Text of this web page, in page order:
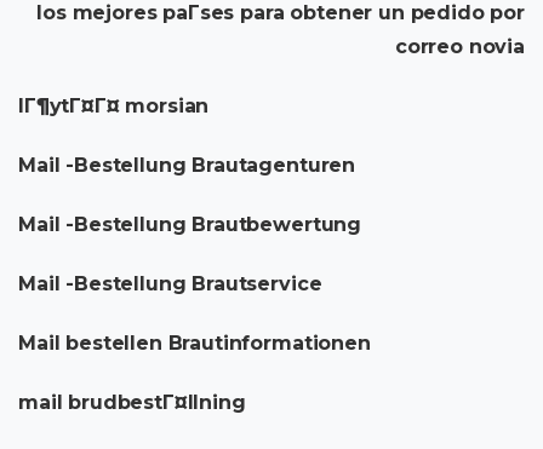
los mejores paГ­ses para obtener un pedido por
correo novia
lГ¶ytГ¤Г¤ morsian
Mail -Bestellung Brautagenturen
Mail -Bestellung Brautbewertung
Mail -Bestellung Brautservice
Mail bestellen Brautinformationen
mail brudbestГ¤llning